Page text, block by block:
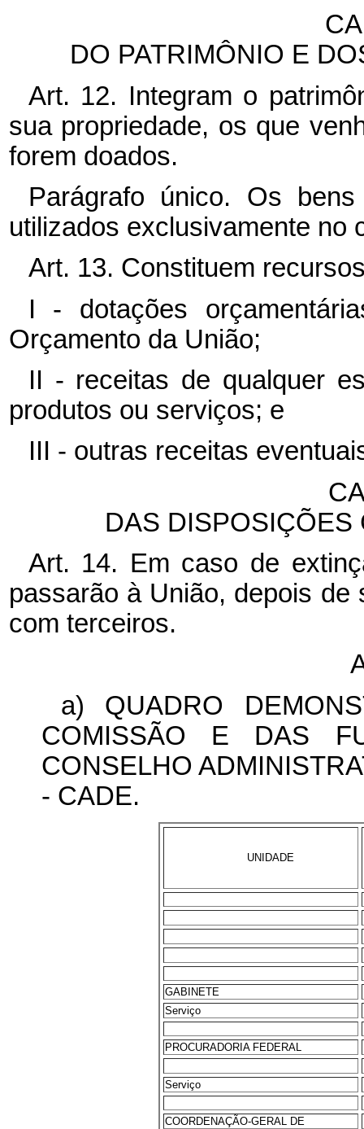
DO PATRIMÔNIO E
Art. 12. Integram o
sua propriedade, os que
forem doados.
Parágrafo único. Os
utilizados exclusivamente no
Art. 13. Constituem
I - dotações
Orçamento da União;
II - receitas de qualquer
produtos ou serviços; e
III - outras receitas
DAS
Art. 14. Em caso de
passarão à União, depois
com terceiros.
a) QUADRO
COMISSÃO E DAS
CONSELHO
- CADE.
UNIDADE
GABINETE
Serviço
PROCURADORIA FEDERAL
Serviço
COORDENAÇÃO-GERAL DE